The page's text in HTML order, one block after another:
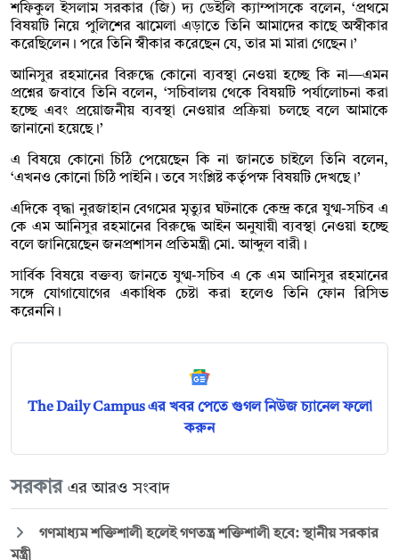
শফিকুল ইসলাম সরকার (জি) দ্য ডেইলি ক্যাম্পাসকে বলেন, ‘প্রথমে
বিষয়টি নিয়ে পুলিশের ঝামেলা এড়াতে তিনি আমাদের কাছে অস্বীকার
করেছিলেন। পরে তিনি স্বীকার করেছেন যে, তার মা মারা গেছেন।’
আনিসুর রহমানের বিরুদ্ধে কোনো ব্যবস্থা নেওয়া হচ্ছে কি না—এমন
প্রশ্নের জবাবে তিনি বলেন, ‘সচিবালয় থেকে বিষয়টি পর্যালোচনা করা
হচ্ছে এবং প্রয়োজনীয় ব্যবস্থা নেওয়ার প্রক্রিয়া চলছে বলে আমাকে
জানানো হয়েছে।’
এ বিষয়ে কোনো চিঠি পেয়েছেন কি না জানতে চাইলে তিনি বলেন,
‘এখনও কোনো চিঠি পাইনি। তবে সংশ্লিষ্ট কর্তৃপক্ষ বিষয়টি দেখছে।’
এদিকে বৃদ্ধা নুরজাহান বেগমের মৃত্যুর ঘটনাকে কেন্দ্র করে যুগ্ম-সচিব এ
কে এম আনিসুর রহমানের বিরুদ্ধে আইন অনুযায়ী ব্যবস্থা নেওয়া হচ্ছে
বলে জানিয়েছেন জনপ্রশাসন প্রতিমন্ত্রী মো. আব্দুল বারী।
সার্বিক বিষয়ে বক্তব্য জানতে যুগ্ম-সচিব এ কে এম আনিসুর রহমানের
সঙ্গে যোগাযোগের একাধিক চেষ্টা করা হলেও তিনি ফোন রিসিভ
করেননি।
The Daily Campus এর খবর পেতে গুগল নিউজ চ্যানেল ফলো
করুন
সরকার এর আরও সংবাদ
গণমাধ্যম শক্তিশালী হলেই গণতন্ত্র শক্তিশালী হবে: স্থানীয় সরকার
মন্ত্রী